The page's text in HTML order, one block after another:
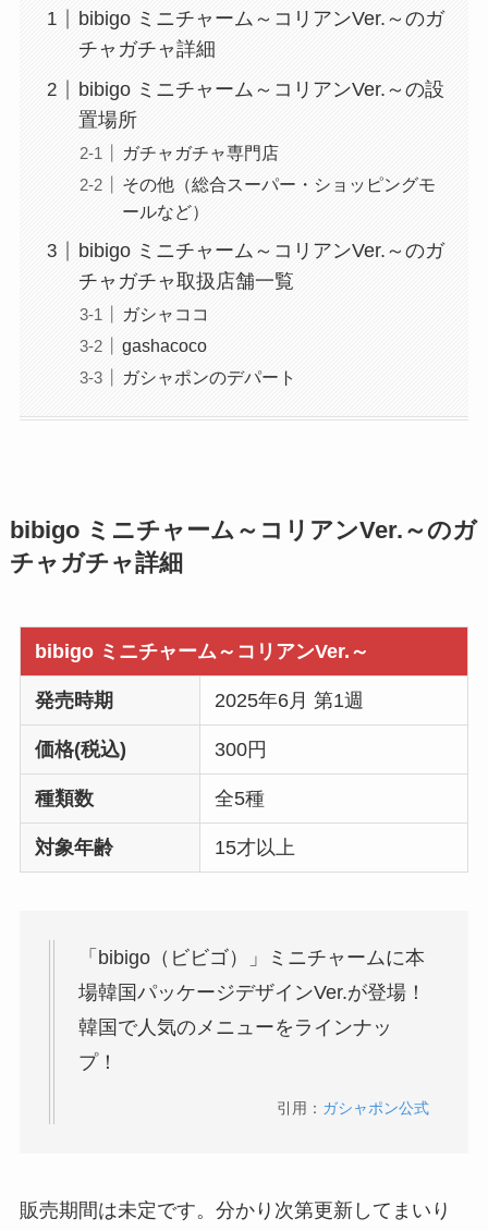
bibigo ミニチャーム～コリアンVer.～のガ
チャガチャ詳細
bibigo ミニチャーム～コリアンVer.～の設
置場所
ガチャガチャ専門店
その他（総合スーパー・ショッピングモ
ールなど）
bibigo ミニチャーム～コリアンVer.～のガ
チャガチャ取扱店舗一覧
ガシャココ
gashacoco
ガシャポンのデパート
bibigo ミニチャーム～コリアンVer.～のガ
チャガチャ詳細
bibigo ミニチャーム～コリアンVer.～
発売時期 2025年6月 第1週
価格(税込) 300円
種類数 全5種
対象年齢 15才以上
「bibigo（ビビゴ）」ミニチャームに本
場韓国パッケージデザインVer.が登場！
韓国で人気のメニューをラインナッ
プ！
引用： ガシャポン公式
販売期間は未定です。分かり次第更新してまいり